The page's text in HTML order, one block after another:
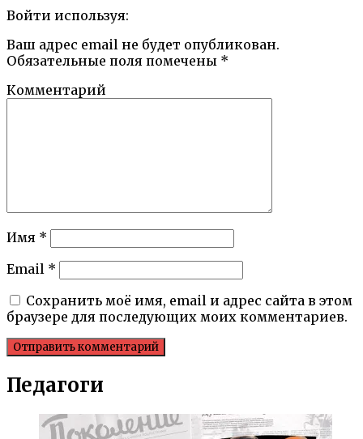
Войти используя:
Ваш адрес email не будет опубликован.
Обязательные поля помечены *
Комментарий
Имя *
Email *
Сохранить моё имя, email и адрес сайта в этом
браузере для последующих моих комментариев.
Педагоги